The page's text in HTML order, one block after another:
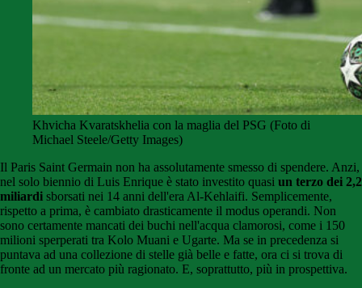
Khvicha Kvaratskhelia con la maglia del PSG (Foto di
Michael Steele/Getty Images)
Il Paris Saint Germain non ha assolutamente smesso di spendere. Anzi,
nel solo biennio di Luis Enrique è stato investito quasi un terzo dei 2,2
miliardi sborsati nei 14 anni dell'era Al-Kehlaifi. Semplicemente,
rispetto a prima, è cambiato drasticamente il modus operandi. Non
sono certamente mancati dei buchi nell'acqua clamorosi, come i 150
milioni sperperati tra Kolo Muani e Ugarte. Ma se in precedenza si
puntava ad una collezione di stelle già belle e fatte, ora ci si trova di
fronte ad un mercato più ragionato. E, soprattutto, più in prospettiva.